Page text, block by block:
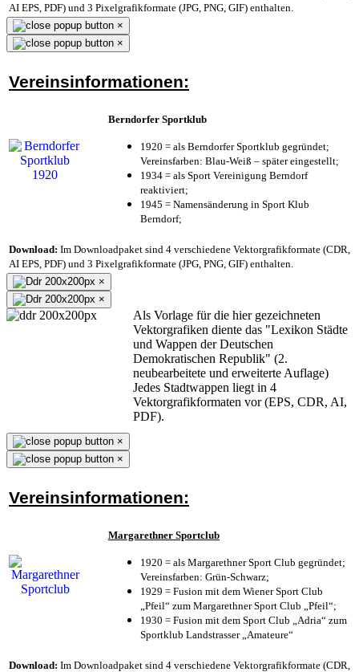
AI EPS, PDF) und 3 Pixelgrafikformate (JPG, PNG, GIF) enthalten.
×
×
Vereinsinformationen:
Berndorfer Sportklub
1920 = als Berndorfer Sportklub gegründet;
Vereinsfarben: Blau-Weiß – später eingestellt;
1934 = als Sport Vereinigung Berndorf
reaktiviert;
1945 = Namensänderung in Sport Klub
Berndorf;
Download: Im Downloadpaket sind 4 verschiedene Vektorgrafikformate (CDR,
AI EPS, PDF) und 3 Pixelgrafikformate (JPG, PNG, GIF) enthalten.
×
×
Als Vorlage für die hier gezeichneten
Vektorgrafiken diente das "Lexikon Städte
und Wappen der Deutschen
Demokratischen Republik" (2.
neubearbeitete und erweiterte Auflage)
Jedes Stadtwappen liegt in 4
Vektorgrafikformaten vor (EPS, CDR, AI,
PDF).
×
×
Vereinsinformationen:
Margarethner Sportclub
1920 = als Margarethner Sport Club gegründet;
Vereinsfarben: Grün-Schwarz;
1929 = Fusion mit dem Wiener Sport Club
„Pfeil“ zum Margarethner Sport Club „Pfeil“;
1930 = Fusion mit dem Sport Club „Adria“ zum
Sportklub Landstrasser „Amateure“
Download: Im Downloadpaket sind 4 verschiedene Vektorgrafikformate (CDR,